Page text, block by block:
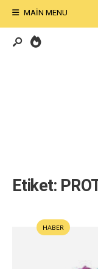
MAIN MENU
Etiket:
HABER